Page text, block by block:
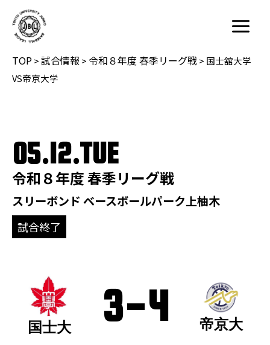
Main
Menu
TOP>試合情報 >令和８年度 春季リーグ戦> 国士舘大学
VS帝京大学
05.12.TUE
令和８年度 春季リーグ戦
スリーボンド ベースボールパーク上柚木
試合終了
国士大 3-4 帝京大